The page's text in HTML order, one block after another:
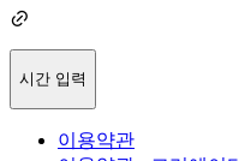
시간 입력
이용약관